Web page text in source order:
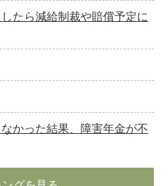
たら減給制裁や賠償予定に
かった結果、障害年金が不